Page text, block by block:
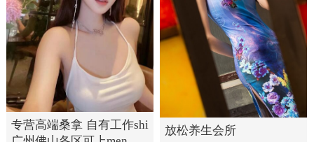
放松养生会所
专营高端桑拿 自有工作shi